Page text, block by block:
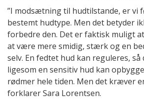
”I modsætning til hudtilstande, er vi
bestemt hudtype. Men det betyder
forbedre den. Det er faktisk muligt
at være mere smidig, stærk og en
selv. En fedtet hud kan reguleres,
ligesom en sensitiv hud kan
rødmer hele tiden. Men det kræver
forklarer Sara Lorentsen.